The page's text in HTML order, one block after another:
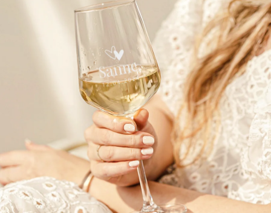
4,8 (gebaseerd op +8.000 reviews)
Onze cadeaus worden gewaardeerd. Klanten beoordelen
ons met een 4,7 op Google Reviews
Gratis wenskaartje
Je maakt in een paar stappen iets unieks – met haar naam,
jullie foto of een boodschap die raakt. Zonder gedoe, maar
met alle aandacht voor het moment.